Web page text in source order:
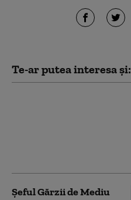
Te-ar putea interesa și:
Șeful Gărzii de Mediu